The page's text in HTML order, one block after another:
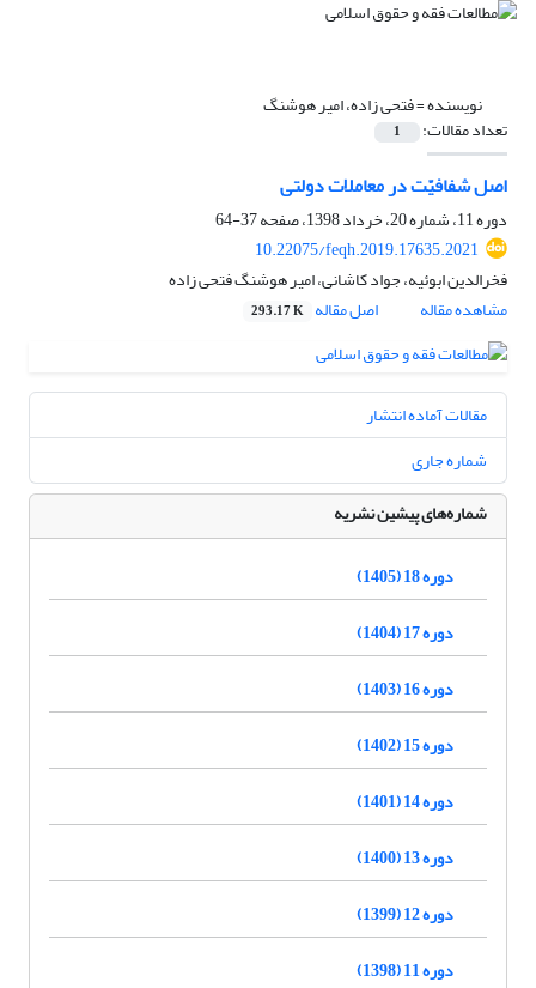
نویسنده =فتحی زاده، امیر هوشنگ
تعداد مقالات: 1
اصل شفافیّت در معاملات دولتی
دوره 11، شماره 20، خرداد 1398، صفحه
37-64
10.22075/feqh.2019.17635.2021
فخرالدین ابوئیه، جواد کاشانی، امیر هوشنگ فتحی زاده
مشاهده مقاله
اصل مقاله 293.17 K
مقالات آماده انتشار
شماره جاری
شماره‌های پیشین نشریه
دوره 18 (1405)
دوره 17 (1404)
دوره 16 (1403)
دوره 15 (1402)
دوره 14 (1401)
دوره 13 (1400)
دوره 12 (1399)
دوره 11 (1398)